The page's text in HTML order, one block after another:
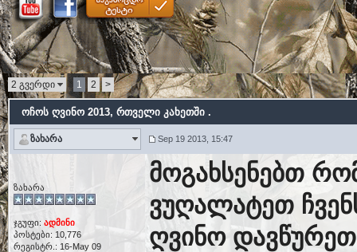
2 გვერდი 1 2 >
ოჩოს ღვინო 2013, რთველი კახეთში .
ზახარა Sep 19 2013, 15:47
ზახარა
ჯგუფი: ადმინი
პოსტები: 10,776
რეგისტრ.: 16-May 09
მოგახსენებთ
ვუღალატეთ
ღვინო